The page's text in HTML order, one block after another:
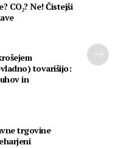
CO₂? Ne! Čistejši
tovarišijo:
in
trgovine